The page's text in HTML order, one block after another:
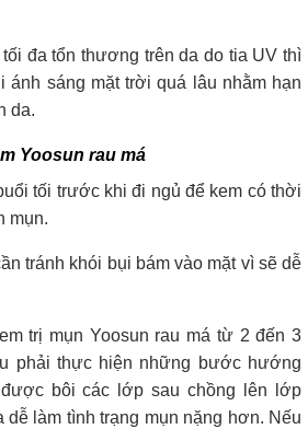
đa tổn thương trên da do tia UV thì
ánh sáng mặt trời quá lâu nhằm hạn
da.
Yoosun rau má
tối trước khi đi ngủ để kem có thời
mụn.
tránh khói bụi bám vào mặt vì sẽ dễ
trị mụn Yoosun rau má từ 2 đến 3
phải thực hiện những bước hướng
bôi các lớp sau chồng lên lớp
làm tình trạng mụn nặng hơn. Nếu